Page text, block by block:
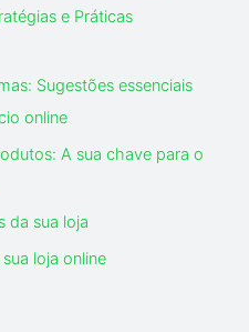
e Práticas
Sugestões essenciais
online
A sua chave para o
da sua loja
loja online